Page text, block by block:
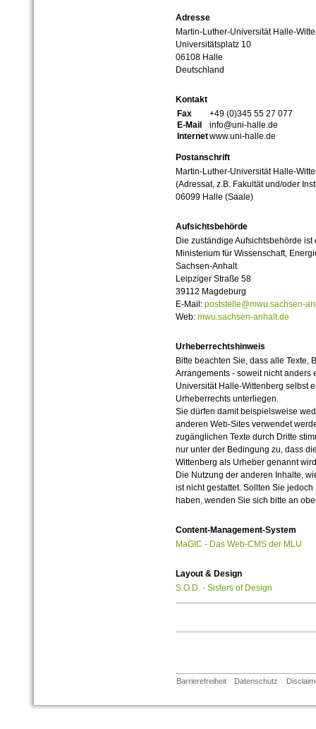
Adresse
Martin-Luther-Universität Halle-
Universitätsplatz 10
06108 Halle
Deutschland
Kontakt
Fax
+49 (0)345 55 27 077
E-Mail
info@uni-halle.de
Internetwww.uni-halle.de
Postanschrift
Martin-Luther-Universität Halle-
(Adressat, z.B. Fakultät und/oder
06099 Halle (Saale)
Aufsichtsbehörde
Die zuständige Aufsichtsbehörde ist
Ministerium für Wissenschaft,
Sachsen-Anhalt
Leipziger Straße 58
39112 Magdeburg
E-Mail: poststelle@mwu.sachsen-
Web: mwu.sachsen-anhalt.de
Urheberrechtshinweis
Bitte beachten Sie, dass alle Texte,
Arrangements - soweit nicht anders
Universität Halle-Wittenberg selbst
Urheberrechts unterliegen.
Sie dürfen damit beispielsweise
anderen Web-Sites verwendet
zugänglichen Texte durch Dritte
nur unter der Bedingung zu, dass
Wittenberg als Urheber genannt
Die Nutzung der anderen Inhalte,
ist nicht gestattet. Sollten Sie
haben, wenden Sie sich bitte an
Content-Management-System
MaGIC - Das Web-CMS der MLU
Layout & Design
S.O.D. - Sisters of Design
Barrierefreiheit Datenschutz